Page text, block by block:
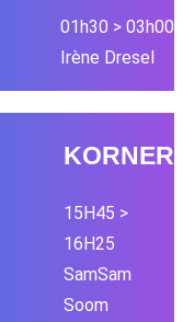
01h30 > 03h00
Irène Dresel
KORNER
15H45 >
16H25
SamSam
Soom